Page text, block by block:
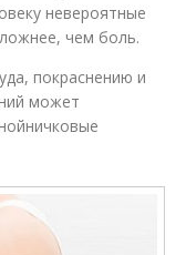
невероятные
чем боль.
покраснению и
может